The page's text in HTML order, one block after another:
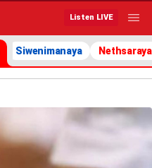
Listen LIVE
Siwenimanaya Nethsaraya